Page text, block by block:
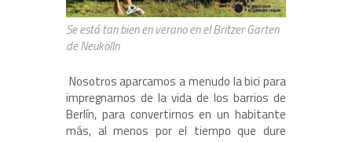
Se está tan bien en verano en el Britzer Garten
de Neukölln
Nosotros aparcamos a menudo la bici para
impregnarnos de la vida de los barrios de
Berlín, para convertirnos en un habitante
más, al menos por el tiempo que dure